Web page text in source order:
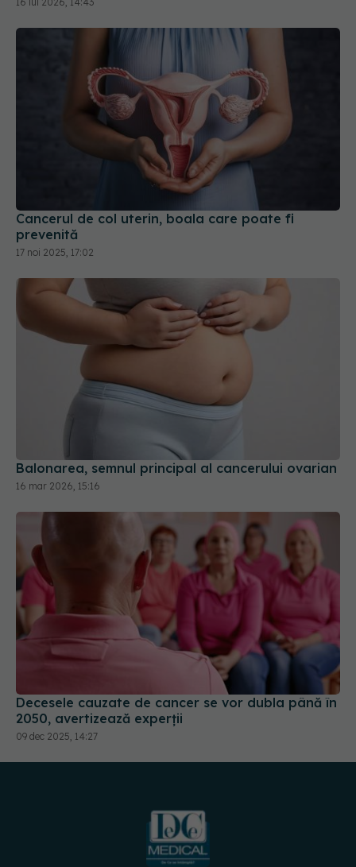
Cancerul de col uterin, boala care poate fi
Balonarea, semnul principal al cancerului ovarian
Decesele cauzate de cancer se vor dubla până în
URMĂREȘTE-NE PE: